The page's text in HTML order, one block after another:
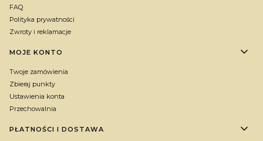
FAQ
Polityka prywatności
Zwroty i reklamacje
MOJE KONTO
Twoje zamówienia
Zbieraj punkty
Ustawienia konta
Przechowalnia
PŁATNOŚCI I DOSTAWA